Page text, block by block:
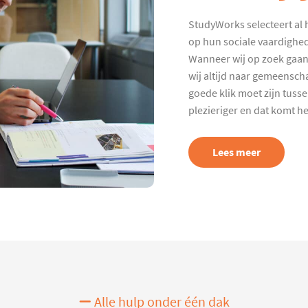
StudyWorks selecteert al
op hun sociale
Wanneer wij op zoek
wij altijd naar
goede klik moet zijn
plezieriger en dat komt
Lees meer
Alle hulp onder één dak